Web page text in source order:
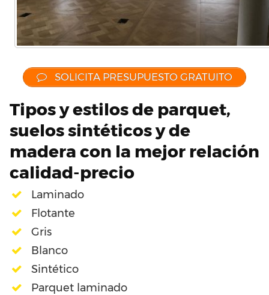
SOLICITA PRESUPUESTO GRATUITO
Tipos y estilos de parquet,
suelos sintéticos y de
madera con la mejor relación
calidad-precio
Laminado
Flotante
Gris
Blanco
Sintético
Parquet laminado